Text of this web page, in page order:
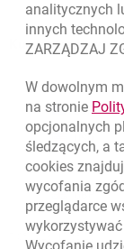
Kursy wymiany
Kursy wymiany
WALUTA
EUR
USD
CHF
GBP
7.08.2026, 12:53:25
analitycznych
innych
ZARZĄDZAJ
W dowolnym
na stronie
opcjonalnych
śledzących, a
cookies
wycofania
przeglądarce